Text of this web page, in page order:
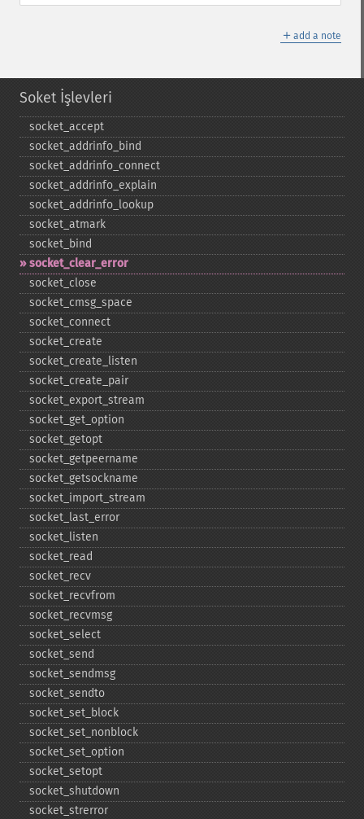
＋ add a note
Soket İşlevleri
socket_​accept
socket_​addrinfo_​bind
socket_​addrinfo_​connect
socket_​addrinfo_​explain
socket_​addrinfo_​lookup
socket_​atmark
socket_​bind
socket_​clear_​error
socket_​close
socket_​cmsg_​space
socket_​connect
socket_​create
socket_​create_​listen
socket_​create_​pair
socket_​export_​stream
socket_​get_​option
socket_​getopt
socket_​getpeername
socket_​getsockname
socket_​import_​stream
socket_​last_​error
socket_​listen
socket_​read
socket_​recv
socket_​recvfrom
socket_​recvmsg
socket_​select
socket_​send
socket_​sendmsg
socket_​sendto
socket_​set_​block
socket_​set_​nonblock
socket_​set_​option
socket_​setopt
socket_​shutdown
socket_​strerror